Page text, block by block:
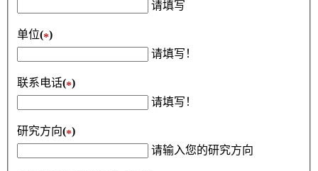
请填写
单位(*)
请填写！
联系电话(*)
请填写！
研究方向(*)
请输入您的研究方向